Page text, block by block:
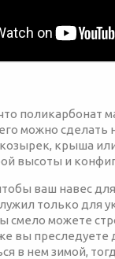
поликарбонат
можно сделать
крыша
высоты и
ваш навес
только для
смело можете
вы преследуете
в нем зимой,